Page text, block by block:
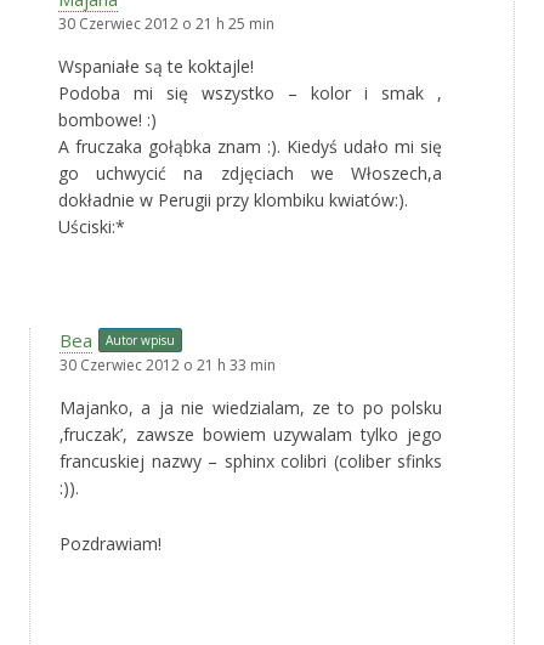
30 Czerwiec 2012 o 21 h 25 min
Wspaniałe są te koktajle!
Podoba mi się wszystko – kolor i smak ,
bombowe! :)
A fruczaka gołąbka znam :). Kiedyś udało mi się
go uchwycić na zdjęciach we Włoszech,a
dokładnie w Perugii przy klombiku kwiatów:).
Uściski:*
Bea Autor wpisu
30 Czerwiec 2012 o 21 h 33 min
Majanko, a ja nie wiedzialam, ze to po polsku
‚fruczak’, zawsze bowiem uzywalam tylko jego
francuskiej nazwy – sphinx colibri (coliber sfinks
:)).
Pozdrawiam!